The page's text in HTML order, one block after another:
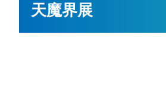
天魔界展